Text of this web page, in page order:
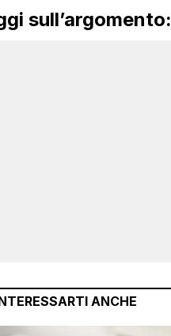
sull’argomento:
ANCHE